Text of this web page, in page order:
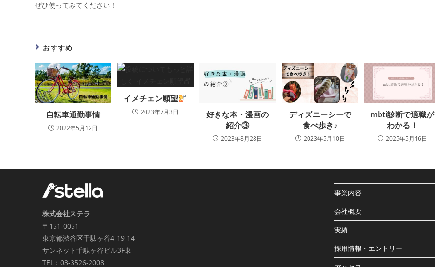
ぜひ使ってみてください！
おすすめ
自転車通勤事情
2022年5月12日
イメチェン願望
2023年7月3日
好きな本・漫画の
紹介③
2023年8月28日
ディズニーシーで
食べ歩き♪
2023年5月10日
mbti診断で適職が
わかる！
2025年5月16日
株式会社ステラ
〒151-0051
東京都渋谷区千駄ヶ谷4-19-14
サンネット千駄ヶ谷ビル3F東
TEL：03-3526-2008
事業内容
会社概要
実績
採用情報・エントリー